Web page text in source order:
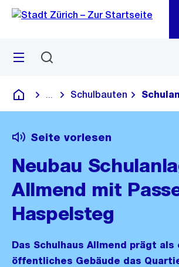
Navigation
Sprunglink
Menü
Deutsch
Blende alle Breadcrumbs ein
Schulbauten
Seite vorlesen
Neubau
Allmend mit
Haspelsteg
Das Schulhaus Allmend prägt
öffentliches Gebäude das